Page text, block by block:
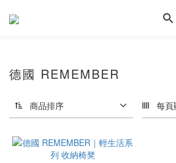
德國 REMEMBER
商品排序 每頁